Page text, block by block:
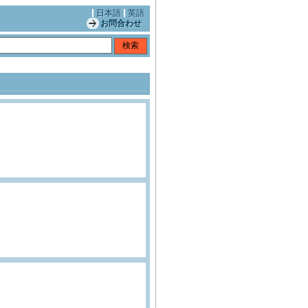
日本語
英語
お問合わせ